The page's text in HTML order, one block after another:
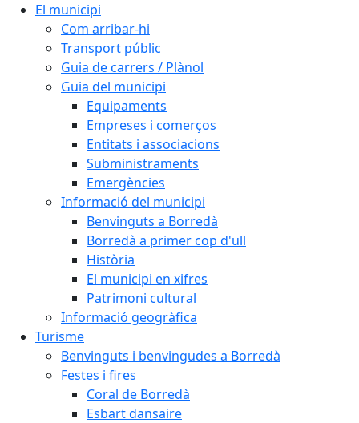
El municipi
Com arribar-hi
Transport públic
Guia de carrers / Plànol
Guia del municipi
Equipaments
Empreses i comerços
Entitats i associacions
Subministraments
Emergències
Informació del municipi
Benvinguts a Borredà
Borredà a primer cop d'ull
Història
El municipi en xifres
Patrimoni cultural
Informació geogràfica
Turisme
Benvinguts i benvingudes a Borredà
Festes i fires
Coral de Borredà
Esbart dansaire